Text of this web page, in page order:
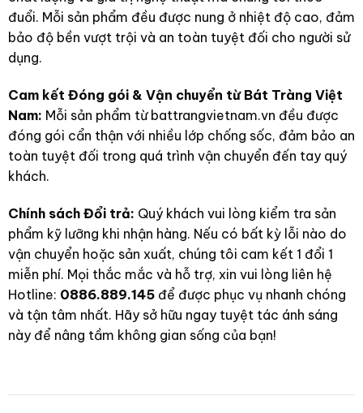
đuổi. Mỗi sản phẩm đều được nung ở nhiệt độ cao, đảm
bảo độ bền vượt trội và an toàn tuyệt đối cho người sử
dụng.
Cam kết Đóng gói & Vận chuyển từ Bát Tràng Việt
Nam: Mỗi sản phẩm từ battrangvietnam.vn đều được
đóng gói cẩn thận với nhiều lớp chống sốc, đảm bảo an
toàn tuyệt đối trong quá trình vận chuyển đến tay quý
khách.
Chính sách Đổi trả: Quý khách vui lòng kiểm tra sản
phẩm kỹ lưỡng khi nhận hàng. Nếu có bất kỳ lỗi nào do
vận chuyển hoặc sản xuất, chúng tôi cam kết 1 đổi 1
miễn phí. Mọi thắc mắc và hỗ trợ, xin vui lòng liên hệ
Hotline: 0886.889.145để được phục vụ nhanh chóng
và tận tâm nhất. Hãy sở hữu ngay tuyệt tác ánh sáng
này để nâng tầm không gian sống của bạn!